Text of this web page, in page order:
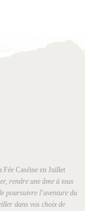
Caséine en Juillet
rendre une âme à tous
poursuivre l’aventure du
dans vos choix de